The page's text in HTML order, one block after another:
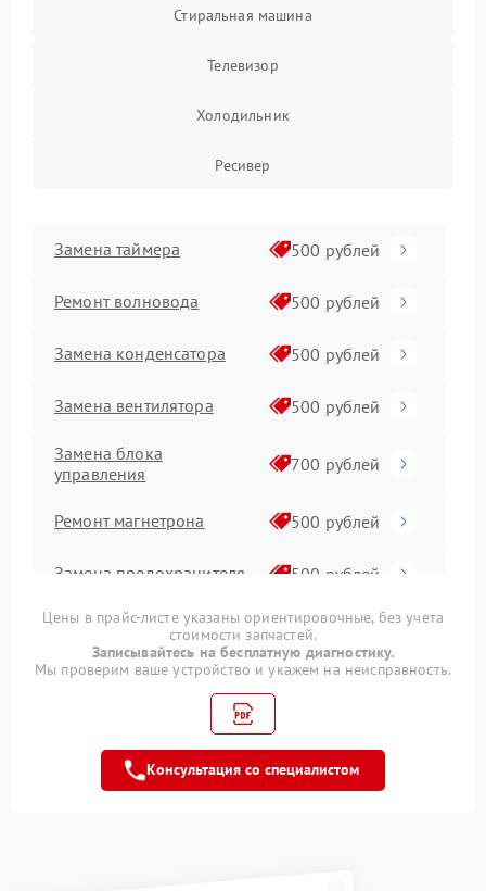
Стиральная машина
Телевизор
Холодильник
Ресивер
Замена таймера 500 рублей
Ремонт волновода 500 рублей
Замена конденсатора 500 рублей
Замена вентилятора 500 рублей
Замена блока
управления
700 рублей
Ремонт магнетрона 500 рублей
Замена предохранителя 500 рублей
Ремонт переключателей
500 рублей
управления
500 рублей
Ремонт платы управления
Цены в прайс-листе указаны ориентировочные, без учета
стоимости запчастей.
Записывайтесь на бесплатную диагностику.
Мы проверим ваше устройство и укажем на неисправность.
Консультация со специалистом